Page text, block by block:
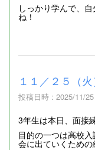
しっかり学んで、
ね！
１１／２５（
投稿日時 : 2025/11/25
3年生は本日、面接
目的の一つは高校
会に出ていくため